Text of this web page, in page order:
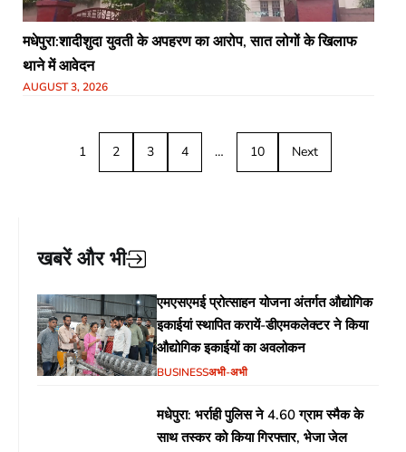
मधेपुरा:शादीशुदा युवती के अपहरण का आरोप, सात लोगों के खिलाफ
थाने में आवेदन
AUGUST 3, 2026
1 2 3 4 … 10 Next
खबरें और भी
एमएसएमई प्रोत्साहन योजना अंतर्गत औद्योगिक
इकाईयां स्थापित करायें-डीएमकलेक्टर ने किया
औद्योगिक इकाईयों का अवलोकन
BUSINESSअभी-अभी
मधेपुरा: भर्राही पुलिस ने 4.60 ग्राम स्मैक के
साथ तस्कर को किया गिरफ्तार, भेजा जेल